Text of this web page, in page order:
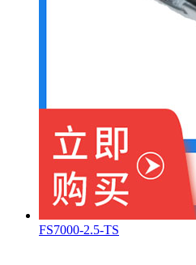
FS7000-2.5-TS